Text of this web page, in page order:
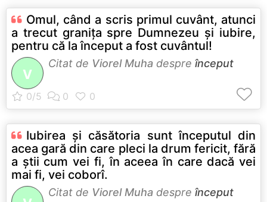
Omul, când a scris primul cuvânt, atunci
a trecut graniţa spre Dumnezeu şi iubire,
pentru că la început a fost cuvântul!
V
Citat de Viorel Muha despre început
Iubirea şi căsătoria sunt începutul din
acea gară din care pleci la drum fericit, fără
a ştii cum vei fi, în aceea în care dacă vei
mai fi, vei coborî.
Citat de Viorel Muha despre început